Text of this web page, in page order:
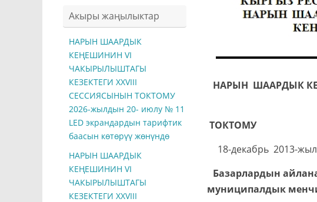
НАРЫН ШААРДЫК
18-
Базарлардын
муниципалдык
Акыры жаңылыктар
НАРЫН ШААРДЫК
КЕҢЕШИНИН VI
ЧАКЫРЫЛЫШТАГЫ
КЕЗЕКТЕГИ ХXVIII
СЕССИЯСЫНЫН ТОКТОМУ
2026-жылдын 20- июлу № 11
LED экрандардын тарифтик
баасын көтөрүү жөнүндө
НАРЫН ШААРДЫК
КЕҢЕШИНИН VI
ЧАКЫРЫЛЫШТАГЫ
КЕЗЕКТЕГИ ХXVIII